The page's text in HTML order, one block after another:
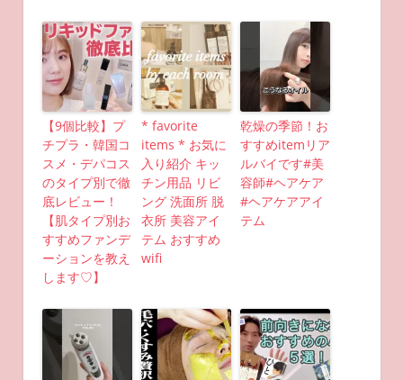
【9個比較】プ
チプラ・韓国コ
スメ・デパコス
のタイプ別で徹
底レビュー！
【肌タイプ別お
すすめファンデ
ーションを教え
します♡】
* favorite
items * お気に
入り紹介 キッ
チン用品 リビ
ング 洗面所 脱
衣所 美容アイ
テム おすすめ
wifi
乾燥の季節！お
すすめitemリア
ルバイです#美
容師#ヘアケア
#ヘアケアアイ
テム